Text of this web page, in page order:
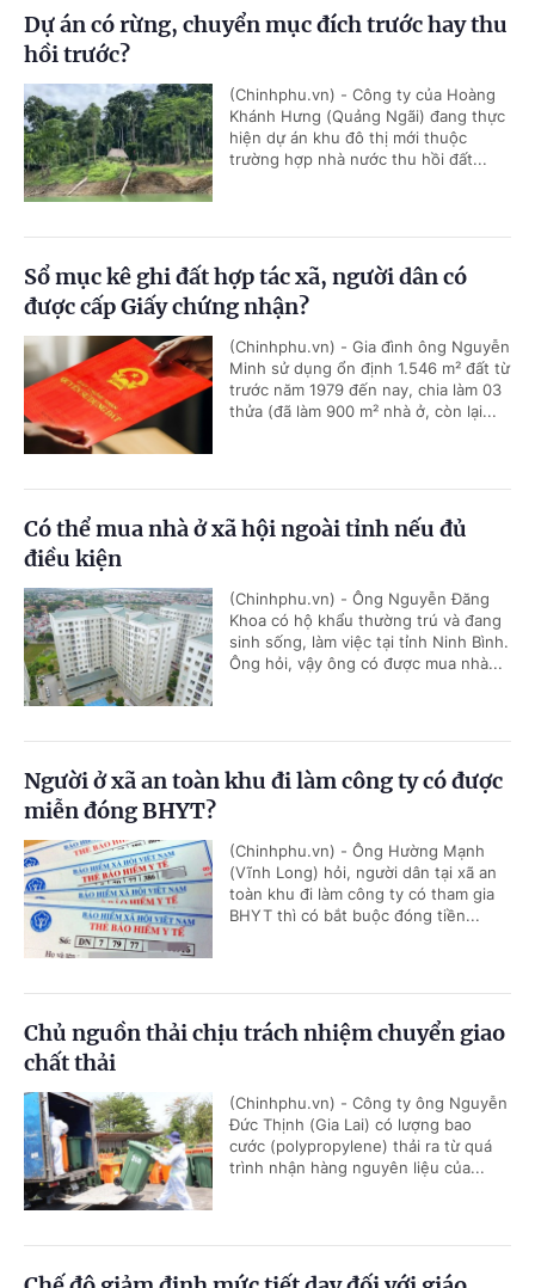
Dự án có rừng, chuyển mục đích trước hay thu
hồi trước?
(Chinhphu.vn) - Công ty của Hoàng
Khánh Hưng (Quảng Ngãi) đang thực
hiện dự án khu đô thị mới thuộc
trường hợp nhà nước thu hồi đất...
Sổ mục kê ghi đất hợp tác xã, người dân có
được cấp Giấy chứng nhận?
(Chinhphu.vn) - Gia đình ông Nguyễn
Minh sử dụng ổn định 1.546 m² đất từ
trước năm 1979 đến nay, chia làm 03
thửa (đã làm 900 m² nhà ở, còn lại...
Có thể mua nhà ở xã hội ngoài tỉnh nếu đủ
điều kiện
(Chinhphu.vn) - Ông Nguyễn Đăng
Khoa có hộ khẩu thường trú và đang
sinh sống, làm việc tại tỉnh Ninh Bình.
Ông hỏi, vậy ông có được mua nhà...
Người ở xã an toàn khu đi làm công ty có được
miễn đóng BHYT?
(Chinhphu.vn) - Ông Hường Mạnh
(Vĩnh Long) hỏi, người dân tại xã an
toàn khu đi làm công ty có tham gia
BHYT thì có bắt buộc đóng tiền...
Chủ nguồn thải chịu trách nhiệm chuyển giao
chất thải
(Chinhphu.vn) - Công ty ông Nguyễn
Đức Thịnh (Gia Lai) có lượng bao
cước (polypropylene) thải ra từ quá
trình nhận hàng nguyên liệu của...